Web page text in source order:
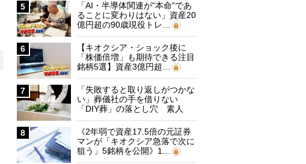
5
「AI・半導体関連が“本命”であ
ることに変わりはない」資産20
億円超の90歳現役トレ…
6
【キオクシア・ショック後に
「株価倍増」も期待できる注目
銘柄5選】資産3億円超…
7
「失敗すると取り返しがつかな
い」葬儀社の手を借りない
「DIY葬」の落とし穴 素人
に…
8
《2年弱で資産17.5倍の元証券
マンが「キオクシア急落で次に
狙う」5銘柄を公開》1…